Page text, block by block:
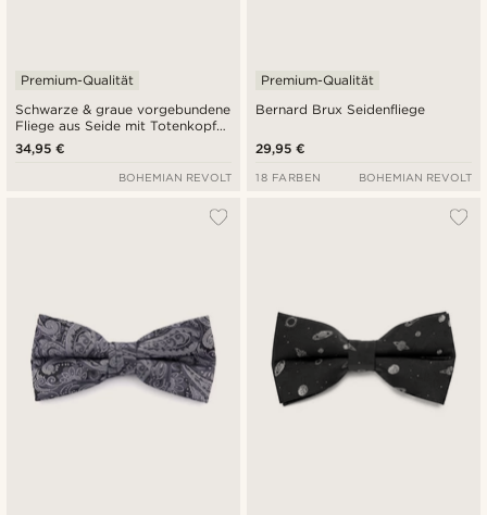
Schwarze & graue vorgebundene
Fliege aus Seide mit Totenkopf-
Paisleymuster
Premium-Qualität
34,95 €
BOHEMIAN REVOLT
Bernard Brux Seidenfliege
Premium-Qualität
29,95 €
18 FARBEN BOHEMIAN REVOLT